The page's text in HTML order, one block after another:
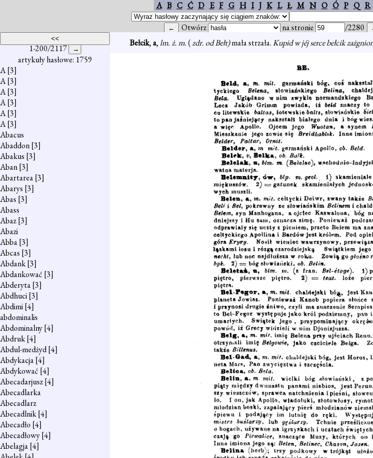
A B C Ć D E F G H I J K L Ł M N O Ó P Q R
Otwórz na stronie /2280
1-200/2117
artykuły hasłowe: 1759
A[3]
A[3]
A[3]
A[3]
A[3]
A[3]
Abacus
Abaddon[3]
Abakus [3]
Aban[3]
Abartarea[3]
Abarys [3]
Abas [3]
Abass
Abaz[3]
Abazi
Abba[3]
Abcas [3]
Abdank[3]
Abdankować [3]
Abderyta[3]
Abdhuci[3]
Abdimi[4]
abdominalis
Abdominalny[4]
Abdruk[4]
Abdul-medżyd[4]
Abdykacja[4]
Abdykować [4]
Abecadarjusz[4]
Abecadlarka
Abecadlarz
Abecadlnik[4]
Abecadło [4]
Abecadłowy[4]
Abelagja[4]
Bełcik,a,lm. ż. m.(zdr. od Bełt)mała strzała.Kupid w jéj serce bełcik